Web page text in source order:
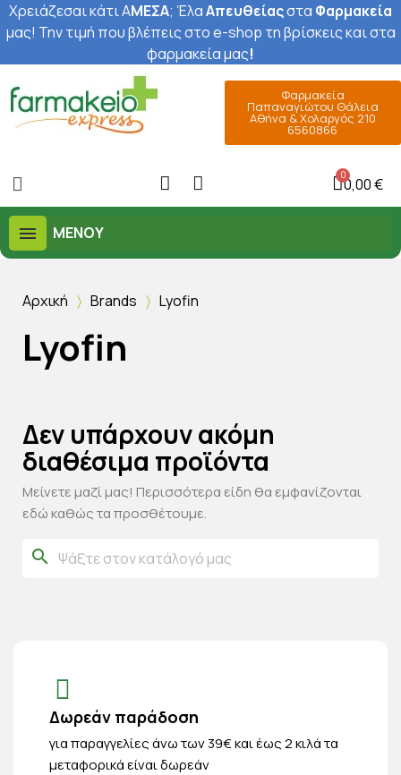
Χρειάζεσαι κάτι ΑΜΕΣΑ; ΈλαΑπευθείαςστα Φαρμακεία
μας! Την τιμή που βλέπεις στο e-shop τη βρίσκεις και στα
φαρμακεία μας!
Φαρμακεία
Παπαναγιώτου Θάλεια
Αθήνα & Χολαργός 210
6560866
0,00 €
ΜΕΝΟΎ
Αρχική Brands Lyofin
Lyofin
Δεν υπάρχουν ακόμη
διαθέσιμα προϊόντα
Μείνετε μαζί μας! Περισσότερα είδη θα εμφανίζονται
εδώ καθώς τα προσθέτουμε.
search
Δωρεάν παράδοση
για παραγγελίες άνω των 39€ και έως 2 κιλά τα
μεταφορικά είναι δωρεάν